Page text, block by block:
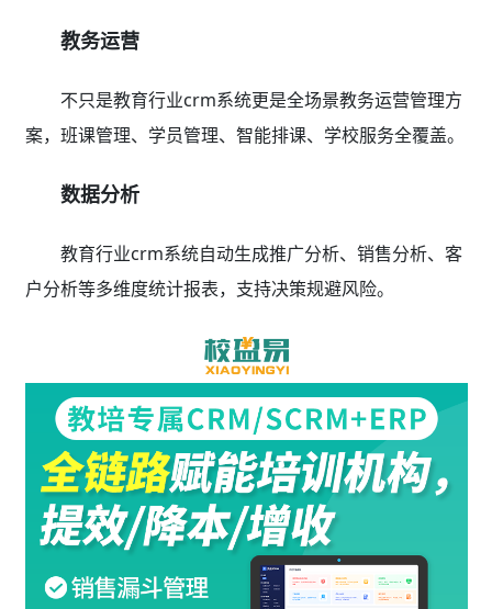
教务运营
不只是教育行业crm系统更是全场景教务运营管理方
案，班课管理、学员管理、智能排课、学校服务全覆盖。
数据分析
教育行业crm系统自动生成推广分析、销售分析、客
户分析等多维度统计报表，支持决策规避风险。